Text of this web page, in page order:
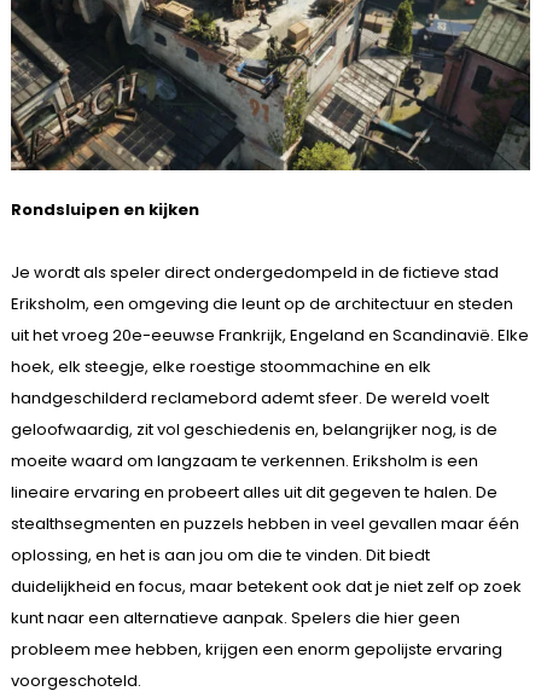
Rondsluipen en kijken
Je wordt als speler direct ondergedompeld in de fictieve stad
Eriksholm, een omgeving die leunt op de architectuur en steden
uit het vroeg 20e-eeuwse Frankrijk, Engeland en Scandinavië. Elke
hoek, elk steegje, elke roestige stoommachine en elk
handgeschilderd reclamebord ademt sfeer. De wereld voelt
geloofwaardig, zit vol geschiedenis en, belangrijker nog, is de
moeite waard om langzaam te verkennen. Eriksholm is een
lineaire ervaring en probeert alles uit dit gegeven te halen. De
stealthsegmenten en puzzels hebben in veel gevallen maar één
oplossing, en het is aan jou om die te vinden. Dit biedt
duidelijkheid en focus, maar betekent ook dat je niet zelf op zoek
kunt naar een alternatieve aanpak. Spelers die hier geen
probleem mee hebben, krijgen een enorm gepolijste ervaring
voorgeschoteld.